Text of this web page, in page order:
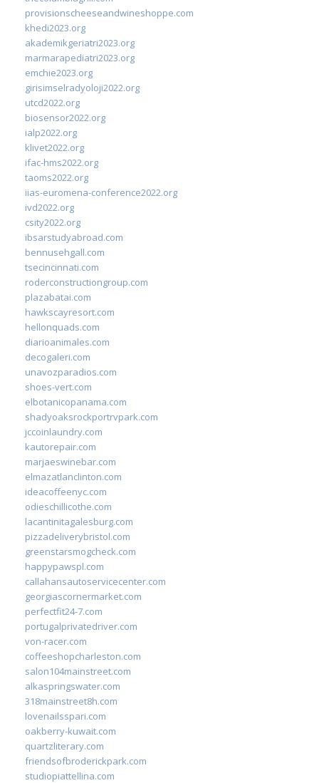
provisionscheeseandwineshoppe.com
khedi2023.org
akademikgeriatri2023.org
marmarapediatri2023.org
emchie2023.org
girisimselradyoloji2022.org
utcd2022.org
biosensor2022.org
ialp2022.org
klivet2022.org
ifac-hms2022.org
taoms2022.org
iias-euromena-conference2022.org
ivd2022.org
csity2022.org
ibsarstudyabroad.com
bennusehgall.com
tsecincinnati.com
roderconstructiongroup.com
plazabatai.com
hawkscayresort.com
hellonquads.com
diarioanimales.com
decogaleri.com
unavozparadios.com
shoes-vert.com
elbotanicopanama.com
shadyoaksrockportrvpark.com
jccoinlaundry.com
kautorepair.com
marjaeswinebar.com
elmazatlanclinton.com
ideacoffeenyc.com
odieschillicothe.com
lacantinitagalesburg.com
pizzadeliverybristol.com
greenstarsmogcheck.com
happypawspl.com
callahansautoservicecenter.com
georgiascornermarket.com
perfectfit24-7.com
portugalprivatedriver.com
von-racer.com
coffeeshopcharleston.com
salon104mainstreet.com
alkaspringswater.com
318mainstreet8h.com
lovenailsspari.com
oakberry-kuwait.com
quartzliterary.com
friendsofbroderickpark.com
studiopiattellina.com